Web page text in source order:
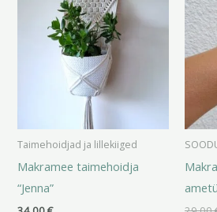
Taimehoidjad ja lillekiiged
Makramee taimehoidja
“Jenna”